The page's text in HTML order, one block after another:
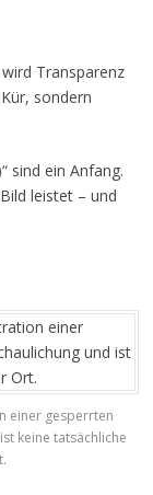
Transparenz
sondern
sind ein Anfang.
leistet – und
einer gesperrten
keine tatsächliche